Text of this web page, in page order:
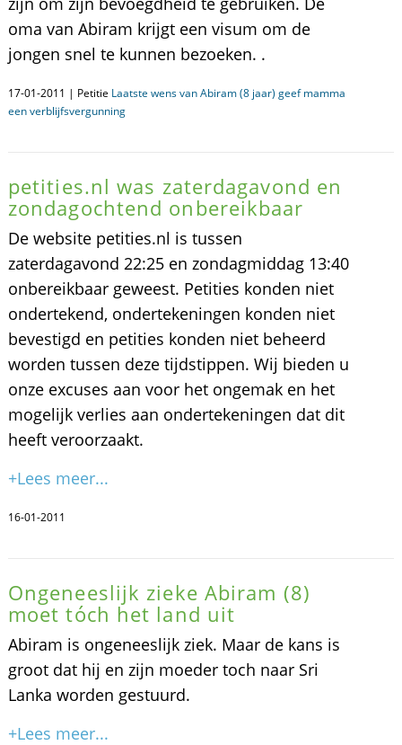
oma van Abiram krijgt een visum om de
jongen snel te kunnen bezoeken. .
17-01-2011 | Petitie Laatste wens van Abiram (8 jaar) geef mamma
een verblijfsvergunning
petities.nl was zaterdagavond en
zondagochtend onbereikbaar
De website petities.nl is tussen
zaterdagavond 22:25 en zondagmiddag 13:40
onbereikbaar geweest. Petities konden niet
ondertekend, ondertekeningen konden niet
bevestigd en petities konden niet beheerd
worden tussen deze tijdstippen. Wij bieden u
onze excuses aan voor het ongemak en het
mogelijk verlies aan ondertekeningen dat dit
heeft veroorzaakt.
+Lees meer...
16-01-2011
Ongeneeslijk zieke Abiram (8)
moet tóch het land uit
Abiram is ongeneeslijk ziek. Maar de kans is
groot dat hij en zijn moeder toch naar Sri
Lanka worden gestuurd.
+Lees meer...